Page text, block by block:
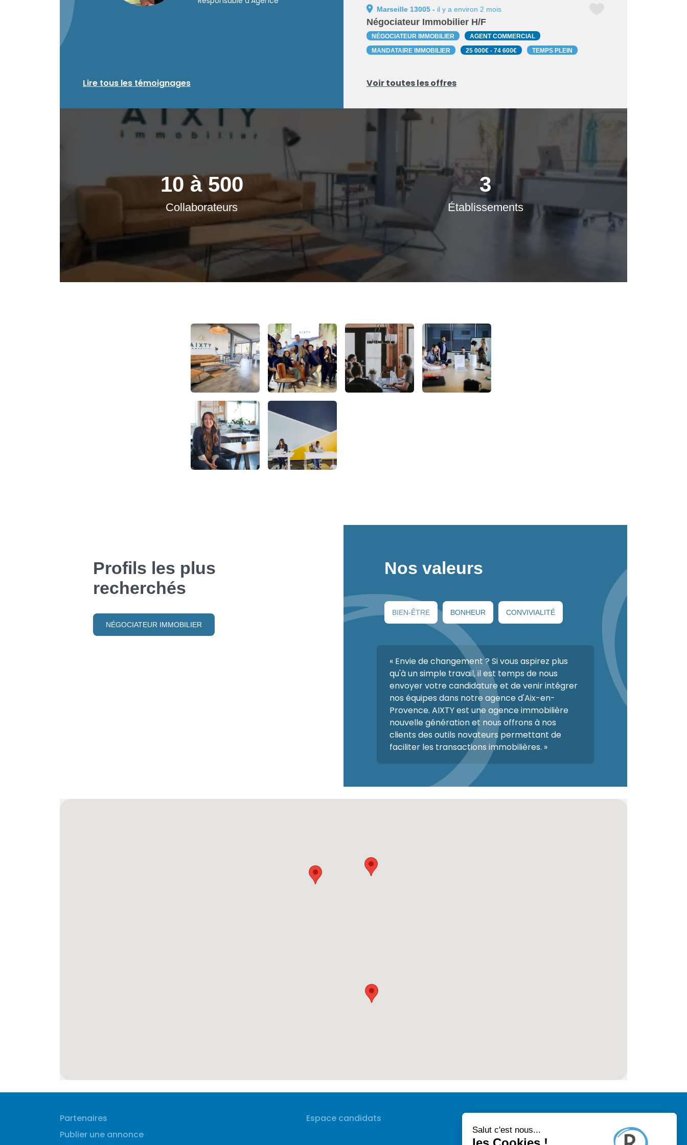
et notre portefeuille
Lire tous les témoignages
Marseille 13005 - il y a environ 2 mois
Négociateur Immobilier H/F
NÉGOCIATEUR IMMOBILIER
AGENT COMMERCIAL
MANDATAIRE IMMOBILIER
25 000€ - 74 600€ TEMPS PLEIN
Voir toutes les offres
10 à 500
Collaborateurs
3
Établissements
Profils les plus
recherchés
NÉGOCIATEUR IMMOBILIER
Nos valeurs
BIEN-ÊTRE BONHEUR CONVIVIALITÉ
« Envie de changement ? Si vous aspirez plus
qu'à un simple travail, il est temps de nous
envoyer votre candidature et de venir intégrer
nos équipes dans notre agence d'Aix-en-
Provence. AIXTY est une agence immobilière
nouvelle génération et nous offrons à nos
clients des outils novateurs permettant de
faciliter les transactions immobilières. »
Partenaires
Publier une annonce
Espace candidats